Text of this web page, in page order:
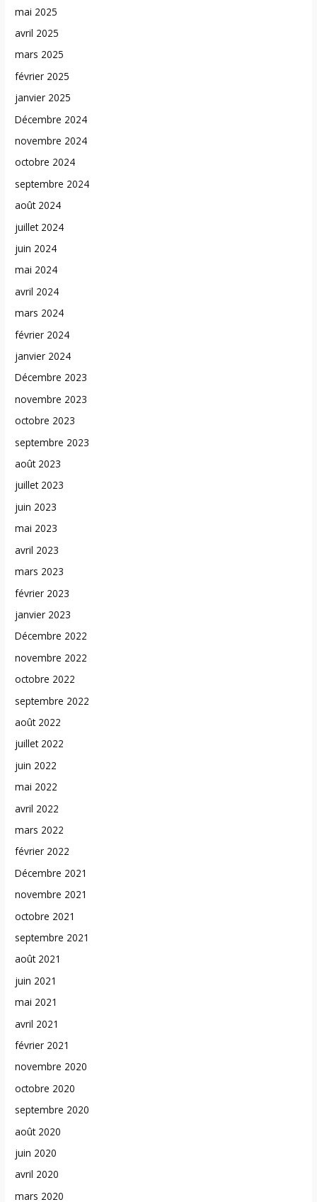
mai 2025
avril 2025
mars 2025
février 2025
janvier 2025
Décembre 2024
novembre 2024
octobre 2024
septembre 2024
août 2024
juillet 2024
juin 2024
mai 2024
avril 2024
mars 2024
février 2024
janvier 2024
Décembre 2023
novembre 2023
octobre 2023
septembre 2023
août 2023
juillet 2023
juin 2023
mai 2023
avril 2023
mars 2023
février 2023
janvier 2023
Décembre 2022
novembre 2022
octobre 2022
septembre 2022
août 2022
juillet 2022
juin 2022
mai 2022
avril 2022
mars 2022
février 2022
Décembre 2021
novembre 2021
octobre 2021
septembre 2021
août 2021
juin 2021
mai 2021
avril 2021
février 2021
novembre 2020
octobre 2020
septembre 2020
août 2020
juin 2020
avril 2020
mars 2020